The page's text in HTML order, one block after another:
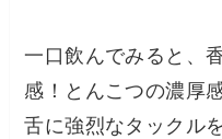
一口飲んでみると、
感！とんこつの濃厚
舌に強烈なタックル